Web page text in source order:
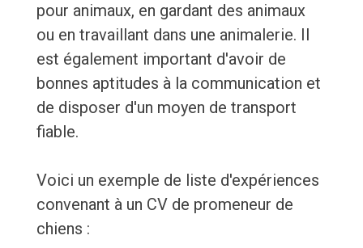
pour animaux, en gardant des animaux
ou en travaillant dans une animalerie. Il
est également important d'avoir de
bonnes aptitudes à la communication et
de disposer d'un moyen de transport
fiable.
Voici un exemple de liste d'expériences
convenant à un CV de promeneur de
chiens :